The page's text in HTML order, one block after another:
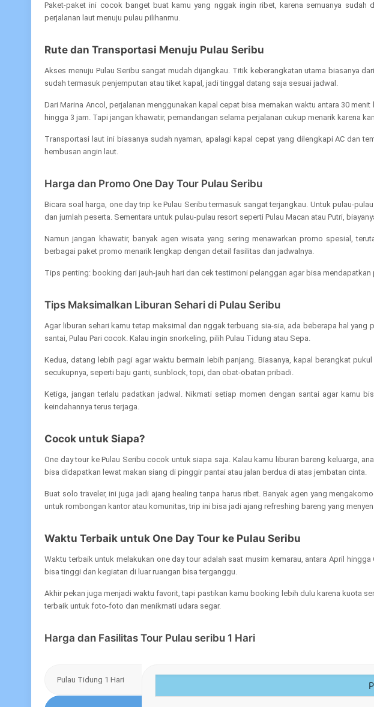
Paket-paket ini cocok banget buat kamu yang nggak ingin ribet, karena semuanya
perjalanan laut menuju pulau pilihanmu.
Rute dan Transportasi Menuju Pulau Seribu
Akses menuju Pulau Seribu sangat mudah dijangkau. Titik keberangkatan utama biasanya
sudah termasuk penjemputan atau tiket kapal, jadi tinggal datang saja sesuai jadwal.
Dari Marina Ancol, perjalanan menggunakan kapal cepat bisa memakan waktu antara 30
hingga 3 jam. Tapi jangan khawatir, pemandangan selama perjalanan cukup menarik karena
Transportasi laut ini biasanya sudah nyaman, apalagi kapal cepat yang dilengkapi AC dan
hembusan angin laut.
Harga dan Promo One Day Tour Pulau Seribu
Bicara soal harga, one day trip ke Pulau Seribu termasuk sangat terjangkau. Untuk pulau-
dan jumlah peserta. Sementara untuk pulau-pulau resort seperti Pulau Macan atau Putri,
Namun jangan khawatir, banyak agen wisata yang sering menawarkan promo spesial,
berbagai paket promo menarik lengkap dengan detail fasilitas dan jadwalnya.
Tips penting: booking dari jauh-jauh hari dan cek testimoni pelanggan agar bisa
Tips Maksimalkan Liburan Sehari di Pulau Seribu
Agar liburan sehari kamu tetap maksimal dan nggak terbuang sia-sia, ada beberapa hal
santai, Pulau Pari cocok. Kalau ingin snorkeling, pilih Pulau Tidung atau Sepa.
Kedua, datang lebih pagi agar waktu bermain lebih panjang. Biasanya, kapal berangkat
secukupnya, seperti baju ganti, sunblock, topi, dan obat-obatan pribadi.
Ketiga, jangan terlalu padatkan jadwal. Nikmati setiap momen dengan santai agar kamu
keindahannya terus terjaga.
Cocok untuk Siapa?
One day tour ke Pulau Seribu cocok untuk siapa saja. Kalau kamu liburan bareng keluarga,
bisa didapatkan lewat makan siang di pinggir pantai atau jalan berdua di atas jembatan cinta.
Buat solo traveler, ini juga jadi ajang healing tanpa harus ribet. Banyak agen yang
untuk rombongan kantor atau komunitas, trip ini bisa jadi ajang refreshing bareng yang
Waktu Terbaik untuk One Day Tour ke Pulau Seribu
Waktu terbaik untuk melakukan one day tour adalah saat musim kemarau, antara April
bisa tinggi dan kegiatan di luar ruangan bisa terganggu.
Akhir pekan juga menjadi waktu favorit, tapi pastikan kamu booking lebih dulu karena kuota
terbaik untuk foto-foto dan menikmati udara segar.
Harga dan Fasilitas Tour Pulau seribu 1 Hari
Pulau Tidung 1 Hari